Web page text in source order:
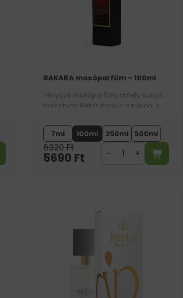
BAKARA mosóparfüm – 100ml
Fényűző mosóparfüm, amely vonzó
borostyán illatot hagy a ruhákon. A
7ml 100ml 250ml 500ml
6320Ft
5690 Ft